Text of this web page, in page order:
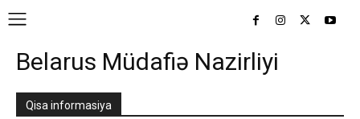
Belarus Müdafiə Nazirliyi
Qisa informasiya